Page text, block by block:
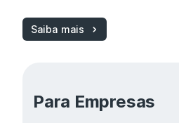
Saiba mais
Para Empresas